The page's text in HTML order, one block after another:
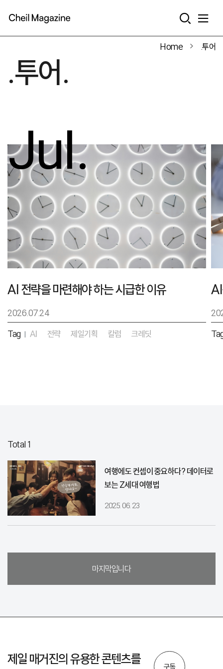
Home .투어
.투어.
Jul.
AI 전략을 마련해야 하는 시급한 이유
2026.07.24
Tag | AI 전략 제일기획 칼럼 크레딧
Total 1
여행에도 컨셉이 중요하다? 데이터로
보는 Z세대 여행법
2025. 06. 23
마지막입니다
제일 매거진의 유용한 콘텐츠를
구독